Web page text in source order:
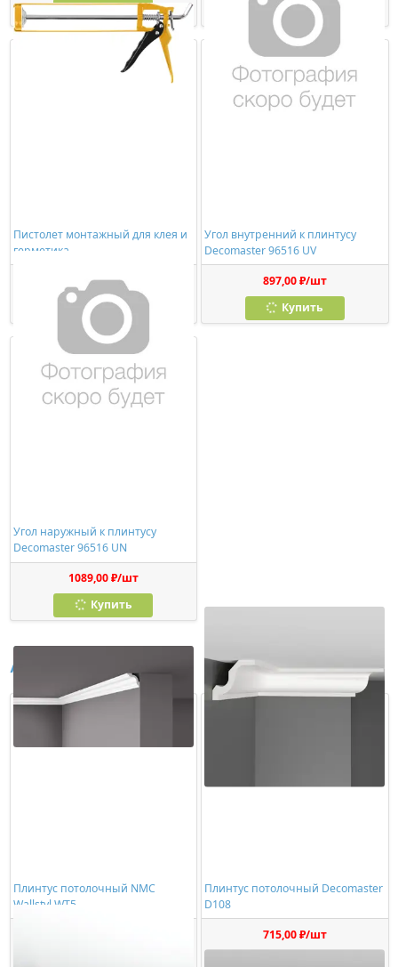
Купить
Купить
Пистолет монтажный для клея и
герметика
278,00 ₽/шт
Купить
Угол внутренний к плинтусу
Decomaster 96516 UV
897,00 ₽/шт
Купить
Угол наружный к плинтусу
Decomaster 96516 UN
1089,00 ₽/шт
Купить
Аналоги
Плинтус потолочный NMC
Wallstyl WT5
Плинтус потолочный Decomaster
D108
715,00 ₽/шт